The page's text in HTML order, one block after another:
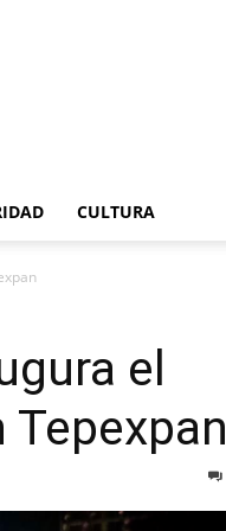
CULTURA
el
Tepexpan